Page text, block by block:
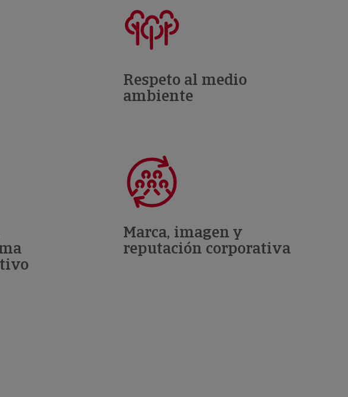
Respeto al medio
ambiente
Marca, imagen y
reputación corporativa